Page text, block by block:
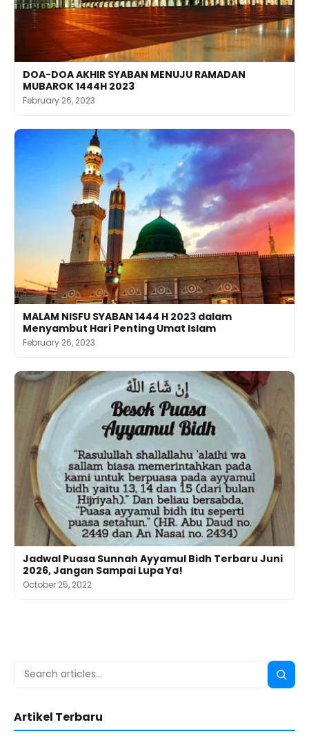
DOA-DOA AKHIR SYABAN MENUJU RAMADAN
MUBAROK 1444H 2023
February 26, 2023
MALAM NISFU SYABAN 1444 H 2023 dalam
Menyambut Hari Penting Umat Islam
February 26, 2023
Jadwal Puasa Sunnah Ayyamul Bidh Terbaru Juni
2026, Jangan Sampai Lupa Ya!
October 25, 2022
Search
Search
Artikel Terbaru